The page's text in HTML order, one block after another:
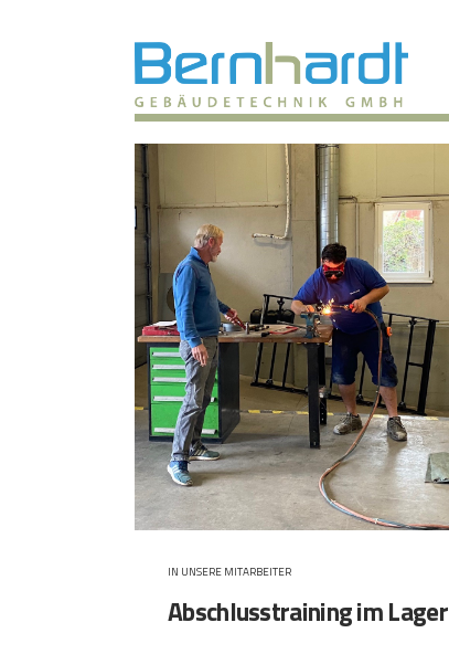
ALL
SONSTIGES
IN UNSERE MITARBEITER
Abschlusstraining im Lager